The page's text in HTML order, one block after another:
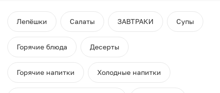
Лепёшки Салаты ЗАВТРАКИ Супы
Горячие блюда Десерты
Горячие напитки Холодные напитки